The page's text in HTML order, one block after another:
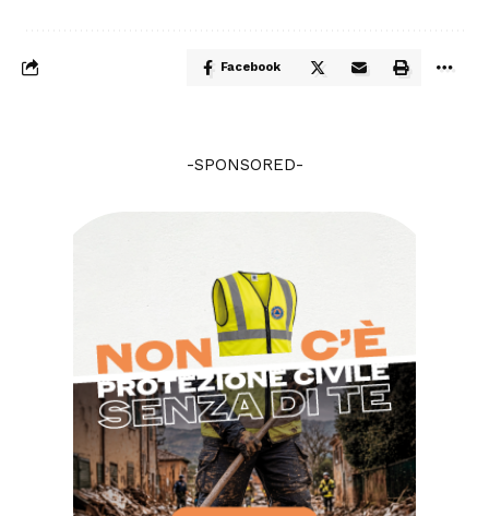
Facebook
-SPONSORED-